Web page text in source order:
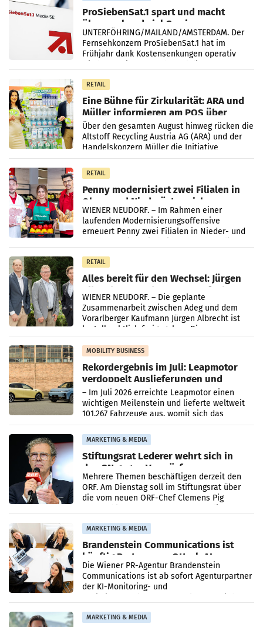
ProSiebenSat.1 spart und macht
überraschend viel Gewinn
UNTERFÖHRING/MAILAND/AMSTERDAM. Der
Fernsehkonzern ProSiebenSat.1 hat im
Frühjahr dank Kostensenkungen operativ
RETAIL
Eine Bühne für Zirkularität: ARA und
Müller informieren am POS über
Kreislauffähigkeit
Über den gesamten August hinweg rücken die
Altstoff Recycling Austria AG (ARA) und der
Handelskonzern Müller die Initiative
„Kreislauf-Helden“ in allen österreichischen
Müller-Filialen
RETAIL
Penny modernisiert zwei Filialen in
Ober- und Niederösterreich
WIENER NEUDORF. – Im Rahmen einer
laufenden Modernisierungsoffensive
erneuert Penny zwei Filialen in Nieder- und
RETAIL
Alles bereit für den Wechsel: Jürgen
Albrecht setzt ab 1.1.2027 auf Adeg
WIENER NEUDORF. – Die geplante
Zusammenarbeit zwischen Adeg und dem
Vorarlberger Kaufmann Jürgen Albrecht ist
kartellrechtlich freigegeben: Die
Bundeswettbewerbsbehörde und der
Bundeskartellanwalt
MOBILITY BUSINESS
Rekordergebnis im Juli: Leapmotor
verdoppelt Auslieferungen und
überschreitet die 100.000er-Marke
– Im Juli 2026 erreichte Leapmotor einen
wichtigen Meilenstein und lieferte weltweit
101.267 Fahrzeuge aus, womit sich das
Ergebnis gegenüber Juli 2025 mehr als
verdoppelte (+102
MARKETING & MEDIA
Stiftungsrat Lederer wehrt sich in
den SN gegen Vorwürfe
Mehrere Themen beschäftigen derzeit den
ORF. Am Dienstag soll im Stiftungsrat über
die vom neuen ORF-Chef Clemens Pig
MARKETING & MEDIA
Brandenstein Communications ist
künftig Partner von OtterlyAI
Die Wiener PR-Agentur Brandenstein
Communications ist ab sofort Agenturpartner
der KI-Monitoring- und
MARKETING & MEDIA